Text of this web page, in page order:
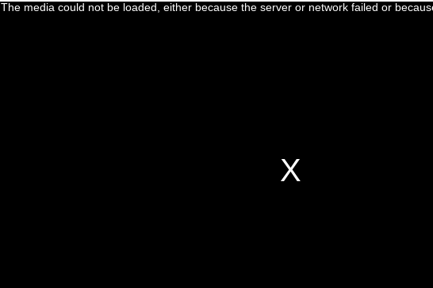
The media could not be loaded, either because the server or network failed or